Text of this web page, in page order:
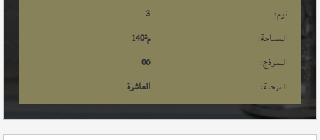
نوم:
3
المساحة:
140م²
النموذج:
06
المرحلة:
العاشرة